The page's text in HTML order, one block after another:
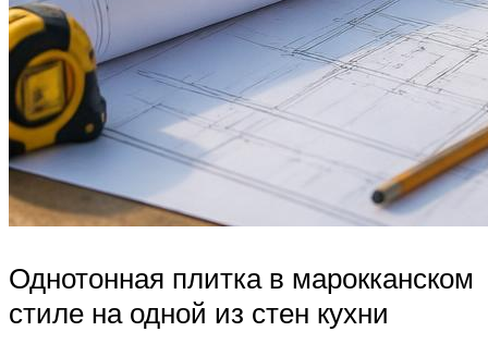
Однотонная плитка в марокканском
стиле на одной из стен кухни